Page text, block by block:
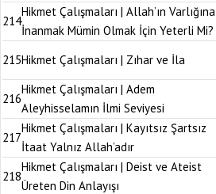
214
Hikmet Çalışmaları | Allah’ın Varlığına
İnanmak Mümin Olmak İçin Yeterli Mi?
215Hikmet Çalışmaları | Zıhar ve İla
216
Hikmet Çalışmaları | Adem
Aleyhisselamın İlmi Seviyesi
217
Hikmet Çalışmaları | Kayıtsız Şartsız
İtaat Yalnız Allah’adır
218
Hikmet Çalışmaları | Deist ve Ateist
Üreten Din Anlayışı